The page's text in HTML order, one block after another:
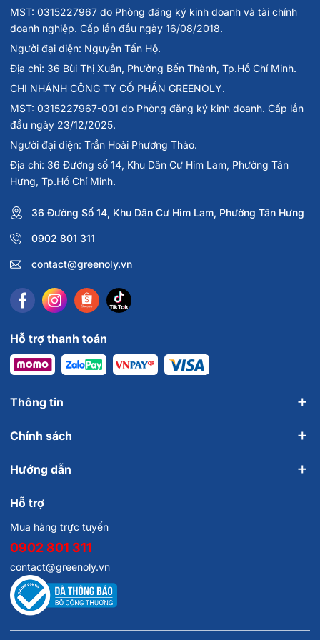
MST: 0315227967 do Phòng đăng ký kinh doanh và tài chính
doanh nghiệp. Cấp lần đầu ngày 16/08/2018.
Người đại diện: Nguyễn Tấn Hộ.
Địa chỉ: 36 Bùi Thị Xuân, Phường Bến Thành, Tp.Hồ Chí Minh.
CHI NHÁNH CÔNG TY CỔ PHẦN GREENOLY.
MST: 0315227967-001 do Phòng đăng ký kinh doanh. Cấp lần
đầu ngày 23/12/2025.
Người đại diện: Trần Hoài Phương Thảo.
Địa chỉ: 36 Đường số 14, Khu Dân Cư Him Lam, Phường Tân
Hưng, Tp.Hồ Chí Minh.
36 Đường Số 14, Khu Dân Cư Him Lam, Phường Tân Hưng
0902 801 311
contact@greenoly.vn
Hỗ trợ thanh toán
Thông tin
Chính sách
Hướng dẫn
Hỗ trợ
Mua hàng trực tuyến
0902 801 311
contact@greenoly.vn